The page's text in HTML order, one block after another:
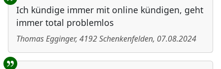
Ich kündige immer mit online kündigen, geht
immer total problemlos
Thomas Egginger, 4192Schenkenfelden, 07.08.2024